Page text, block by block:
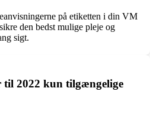
på etiketten i din VM
den bedst mulige pleje og
sigt.
2022 kun tilgængelige